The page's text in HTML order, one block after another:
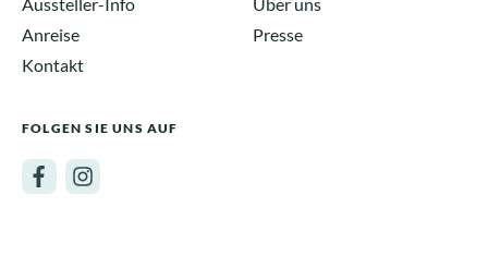
Anreise
Presse
Kontakt
FOLGEN SIE UNS AUF